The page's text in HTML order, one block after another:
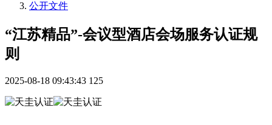
公开文件
“江苏精品”-会议型酒店会场服务认证规
则
2025-08-18 09:43:43 125